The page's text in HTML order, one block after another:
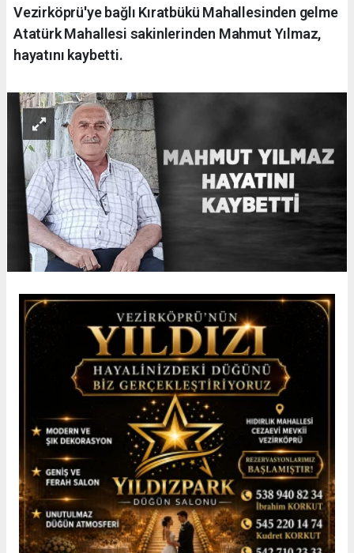
Vezirköprü'ye bağlı Kıratbükü Mahallesinden gelme
Atatürk Mahallesi sakinlerinden Mahmut Yılmaz,
hayatını kaybetti.